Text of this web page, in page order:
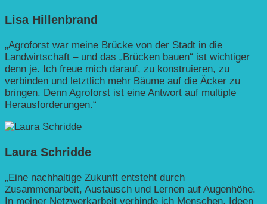
Lisa Hillenbrand
„Agroforst war meine Brücke von der Stadt in die
Landwirtschaft – und das „Brücken bauen“ ist wichtiger
denn je. Ich freue mich darauf, zu konstruieren, zu
verbinden und letztlich mehr Bäume auf die Äcker zu
bringen. Denn Agroforst ist eine Antwort auf multiple
Herausforderungen.“
Laura Schridde
„Eine nachhaltige Zukunft entsteht durch
Zusammenarbeit, Austausch und Lernen auf Augenhöhe.
In meiner Netzwerkarbeit verbinde ich Menschen, Ideen